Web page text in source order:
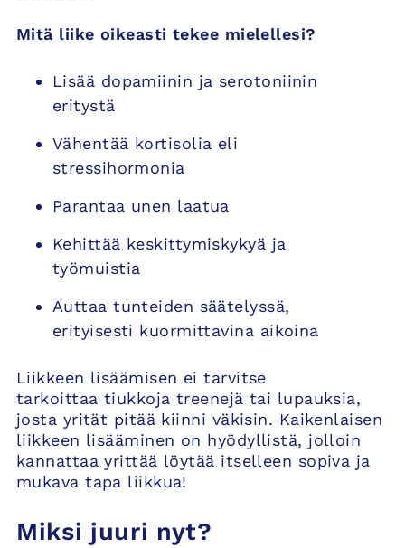
Mitä liike oikeasti tekee mielellesi?
Lisää dopamiinin ja serotoniinin
eritystä
Vähentää kortisolia eli
stressihormonia
Parantaa unen laatua
Kehittää keskittymiskykyä ja
työmuistia
Auttaa tunteiden säätelyssä,
erityisesti kuormittavina aikoina
Liikkeen lisäämisen ei tarvitse
tarkoittaa tiukkoja treenejä tai lupauksia,
josta yrität pitää kiinni väkisin. Kaikenlaisen
liikkeen lisääminen on hyödyllistä, jolloin
kannattaa yrittää löytää itselleen sopiva ja
mukava tapa liikkua!
Miksi juuri nyt?